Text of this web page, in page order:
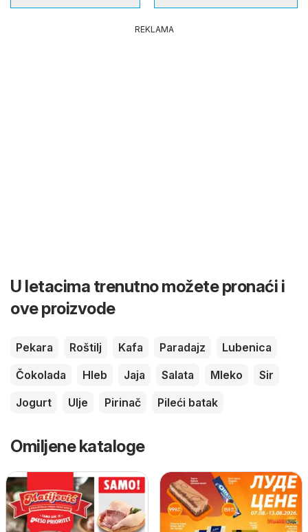
REKLAMA
U letacima trenutno možete pronaći i
ove proizvode
Pekara Roštilj Kafa Paradajz
Lubenica
Čokolada
Hleb Jaja Salata Mleko
Sir
Jogurt
Ulje Pirinač Pileći batak
Omiljene kataloge